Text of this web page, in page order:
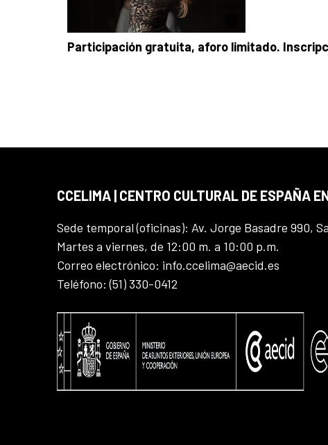
Participación gratuita, aforo limitado.
CCELIMA | CENTRO CULTURAL DE ESPAÑA
Sede temporal (oficinas): Av. Jorge Basadre 990,
Martes a viernes, de 12:00 m. a 10:00 p.m.
Correo electrónico: info.ccelima@aecid.es
Teléfono: (51) 330-0412